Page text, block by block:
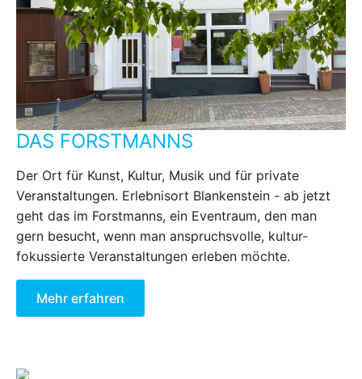
DAS FORSTMANNS
Der Ort für Kunst, Kultur, Musik und für private
Veranstaltungen. Erlebnisort Blankenstein - ab jetzt
geht das im Forstmanns, ein Eventraum, den man
gern besucht, wenn man anspruchsvolle, kultur-
fokussierte Veranstaltungen erleben möchte.
Mehr erfahren